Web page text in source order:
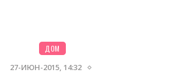
ДОМ
27-ИЮН-2015, 14:32